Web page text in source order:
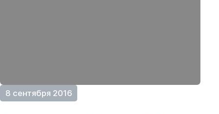
8 сентября 2016